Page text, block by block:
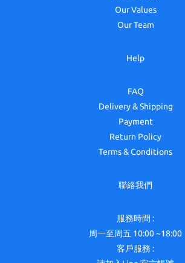
Our Values
Our Team
Help
FAQ
Delivery & Shipping
Payment
Return Policy
Terms & Conditions
聯絡我們
服務時間 :
周一至周五 10:00 ~18:00
客戶服務 :